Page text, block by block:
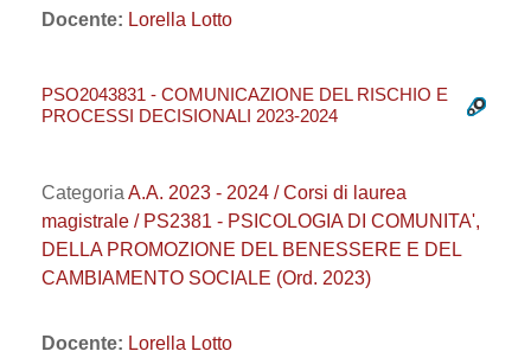
Docente: Lorella Lotto
PSO2043831 - COMUNICAZIONE DEL RISCHIO E
PROCESSI DECISIONALI 2023-2024
Categoria A.A. 2023 - 2024 / Corsi di laurea
magistrale / PS2381 - PSICOLOGIA DI COMUNITA',
DELLA PROMOZIONE DEL BENESSERE E DEL
CAMBIAMENTO SOCIALE (Ord. 2023)
Docente: Lorella Lotto